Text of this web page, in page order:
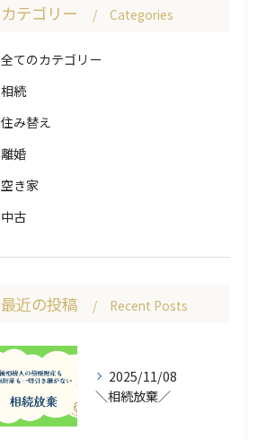
カテゴリー Categories
全てのカテゴリー
相続
住み替え
離婚
空き家
中古
最近の投稿 Recent Posts
2025/11/08
＼相続放棄／